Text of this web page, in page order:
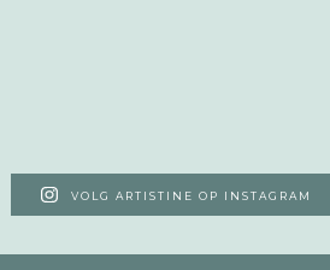
VOLG ARTISTINE OP INSTAGRAM